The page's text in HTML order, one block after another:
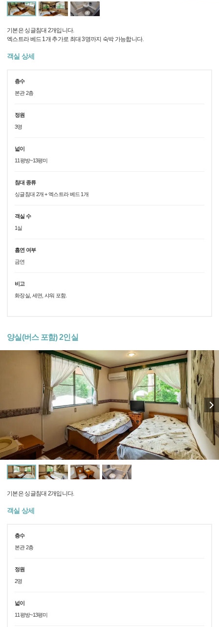
기본은 싱글침대 2개입니다.
엑스트라 베드 1개 추가로 최대 3명까지 숙박 가능합니다.
객실 상세
층수
본관 2층
정원
3명
넓이
11평방~13평미
침대 종류
싱글침대 2개 + 엑스트라 베드 1개
객실 수
1실
흡연 여부
금연
비고
화장실, 세면, 샤워 포함.
양실(버스 포함) 2인실
기본은 싱글침대 2개입니다.
객실 상세
층수
본관 2층
정원
2명
넓이
11평방~13평미